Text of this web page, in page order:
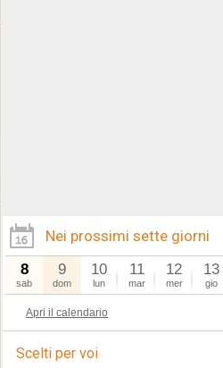
Nei prossimi sette giorni
8
sab
9
dom
10
lun
11
mar
12
mer
13
gio
Apri il calendario
Scelti per voi